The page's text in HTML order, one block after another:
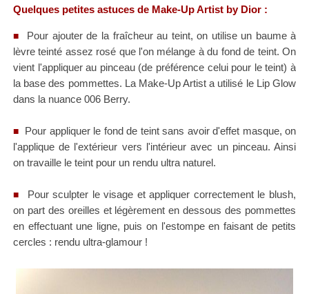
Quelques petites astuces de Make-Up Artist by Dior :
■ Pour ajouter de la fraîcheur au teint, on utilise un baume à
lèvre teinté assez rosé que l'on mélange à du fond de teint. On
vient l'appliquer au pinceau (de préférence celui pour le teint) à
la base des pommettes. La Make-Up Artist a utilisé le Lip Glow
dans la nuance 006 Berry.
■ Pour appliquer le fond de teint sans avoir d'effet masque, on
l'applique de l'extérieur vers l'intérieur avec un pinceau. Ainsi
on travaille le teint pour un rendu ultra naturel.
■ Pour sculpter le visage et appliquer correctement le blush,
on part des oreilles et légèrement en dessous des pommettes
en effectuant une ligne, puis on l'estompe en faisant de petits
cercles : rendu ultra-glamour !